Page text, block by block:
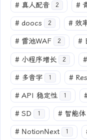
# 真人配音 2 #
# doocs 2 # 效
# 雷池WAF 2 #
# 小程序增长 2 #
# 多音字 1 #
# API 稳定性 1
# SD 1 # 智能体
# NotionNext 1